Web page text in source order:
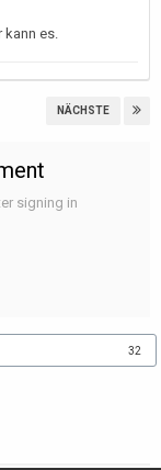
kann es.
NÄCHSTE
signing in
32